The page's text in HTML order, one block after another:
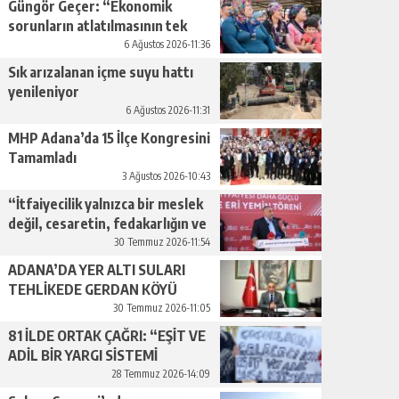
Güngör Geçer: “Ekonomik
sorunların atlatılmasının tek
yolu üretimi artırmaktan
geçiyor.”
6 Ağustos 2026-11:36
Sık arızalanan içme suyu hattı
yenileniyor
6 Ağustos 2026-11:31
MHP Adana’da 15 İlçe Kongresini
Tamamladı
3 Ağustos 2026-10:43
“İtfaiyecilik yalnızca bir meslek
değil, cesaretin, fedakarlığın ve
insan sevgisinin en güçlü
temsilidir.”
30 Temmuz 2026-11:54
ADANA’DA YER ALTI SULARI
TEHLİKEDE GERDAN KÖYÜ
SANAYİ SUYU CENDERESİNDE
30 Temmuz 2026-11:05
81 İLDE ORTAK ÇAĞRI: “EŞİT VE
ADİL BİR YARGI SİSTEMİ
28 Temmuz 2026-14:09